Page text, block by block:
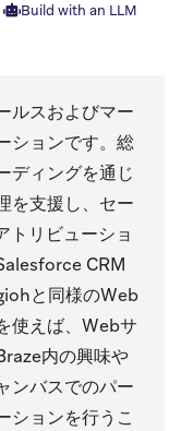
Build with an LLM
ルスおよびマー
ションです。総
ディングを通じ
を支援し、セー
トリビューショ
CRM
と同様のWeb
使えば、Webサ
内の興味や
ンバスでのパー
ションを行うこ